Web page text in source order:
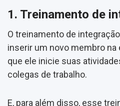
1. Treinamento de
O treinamento de
inserir um novo membro na
que ele inicie suas
colegas de trabalho.
E, para além disso, esse